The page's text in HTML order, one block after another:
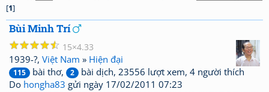
[1]
Bùi Minh Trí
☆
☆
☆
☆
☆ 15 4.33
1939-?, Việt Nam » Hiện đại
115 bài thơ, 2
bài dịch, 23556 lượt xem, 4 người thích
Do hongha83 gửi ngày 17/02/2011 07:23